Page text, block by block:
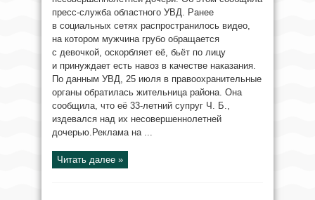
пресс-служба областного УВД. Ранее
в социальных сетях распространилось видео,
на котором мужчина грубо обращается
с девочкой, оскорбляет её, бьёт по лицу
и принуждает есть навоз в качестве наказания.
По данным УВД, 25 июля в правоохранительные
органы обратилась жительница района. Она
сообщила, что её 33-летний супруг Ч. Б.,
издевался над их несовершеннолетней
дочерью.Реклама на ...
Читать далее »